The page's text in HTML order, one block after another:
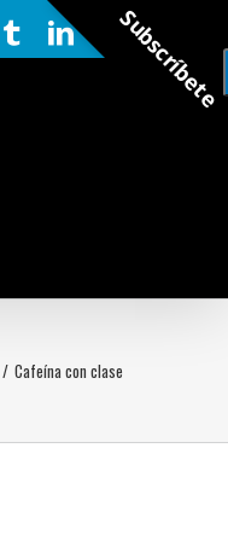
TumblrLinkedIn
Rss
/ Cafeína con clase
Subscríbete